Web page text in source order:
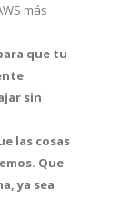
más
que tu
sin
las cosas
Que
ya sea